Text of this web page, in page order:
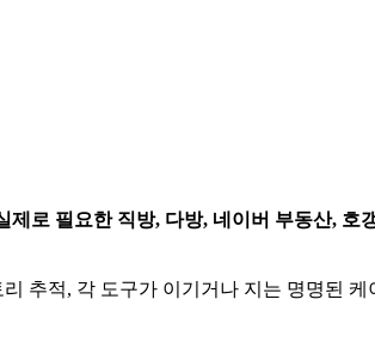
로 필요한 직방, 다방, 네이버 부동산, 호
추적, 각 도구가 이기거나 지는 명명된 케